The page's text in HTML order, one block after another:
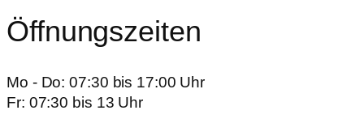
Öffnungszeiten
Mo - Do: 07:30 bis 17:00 Uhr
Fr: 07:30 bis 13 Uhr